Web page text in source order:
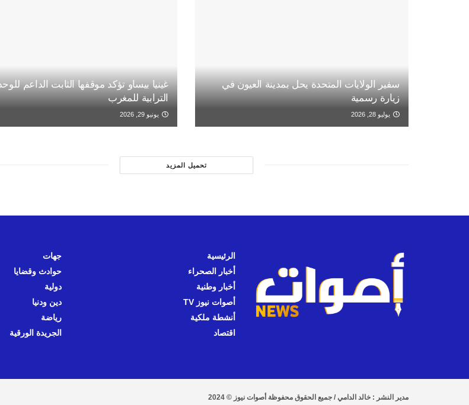
سفير الولايات المتحدة يحل بمدينة العيون في
زيارة رسمية
يوليو 28, 2026
غينيا بيساو تؤكد موقفها الثابت الداعم
الترابية للمغرب
يونيو 29, 2026
تحميل المزيد
الرئيسية
أخبار الصحراء
أخبار وطنية
أصوات نيوز TV
أنشطة ملكية
اقتصاد
جهات
حوادث وقضايا
دولية
دين ودنيا
رياضة
الجريدة الورقية
مدير النشر : خالد الدامي / جميع الحقوق محفوظة أصوات نيوز © 2024